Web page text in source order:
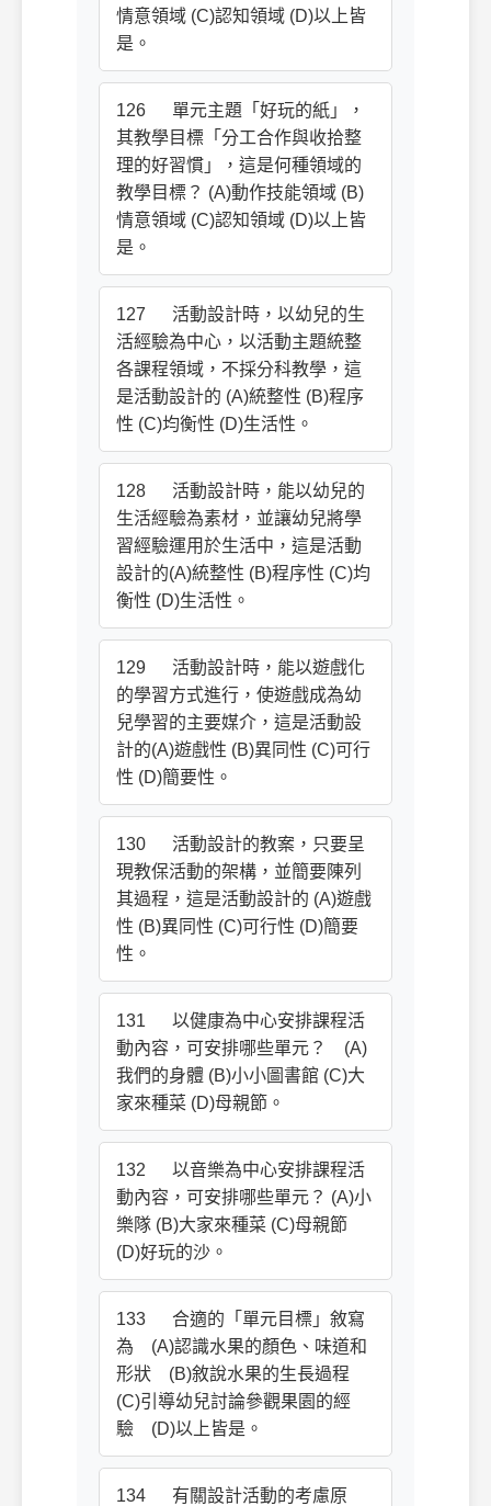
情意領域 (C)認知領域 (D)以上皆
是。
126 單元主題「好玩的紙」，
其教學目標「分工合作與收拾整
理的好習慣」，這是何種領域的
教學目標？ (A)動作技能領域 (B)
情意領域 (C)認知領域 (D)以上皆
是。
127 活動設計時，以幼兒的生
活經驗為中心，以活動主題統整
各課程領域，不採分科教學，這
是活動設計的 (A)統整性 (B)程序
性 (C)均衡性 (D)生活性。
128 活動設計時，能以幼兒的
生活經驗為素材，並讓幼兒將學
習經驗運用於生活中，這是活動
設計的(A)統整性 (B)程序性 (C)均
衡性 (D)生活性。
129 活動設計時，能以遊戲化
的學習方式進行，使遊戲成為幼
兒學習的主要媒介，這是活動設
計的(A)遊戲性 (B)異同性 (C)可行
性 (D)簡要性。
130 活動設計的教案，只要呈
現教保活動的架構，並簡要陳列
其過程，這是活動設計的 (A)遊戲
性 (B)異同性 (C)可行性 (D)簡要
性。
131 以健康為中心安排課程活
動內容，可安排哪些單元？ (A)
我們的身體 (B)小小圖書館 (C)大
家來種菜 (D)母親節。
132 以音樂為中心安排課程活
動內容，可安排哪些單元？ (A)小
樂隊 (B)大家來種菜 (C)母親節
(D)好玩的沙。
133 合適的「單元目標」敘寫
為 (A)認識水果的顏色、味道和
形狀 (B)敘說水果的生長過程
(C)引導幼兒討論參觀果園的經
驗 (D)以上皆是。
134 有關設計活動的考慮原